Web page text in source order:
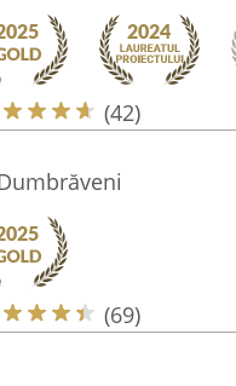
(42)
(69)